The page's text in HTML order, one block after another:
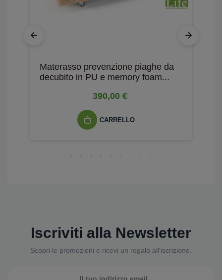
Materasso prevenzione piaghe da
decubito in PU e memory foam...
390,00 €
CARRELLO
Iscriviti alla Newsletter
Scopri le promozioni e ricevi un regalo all'iscrizione.